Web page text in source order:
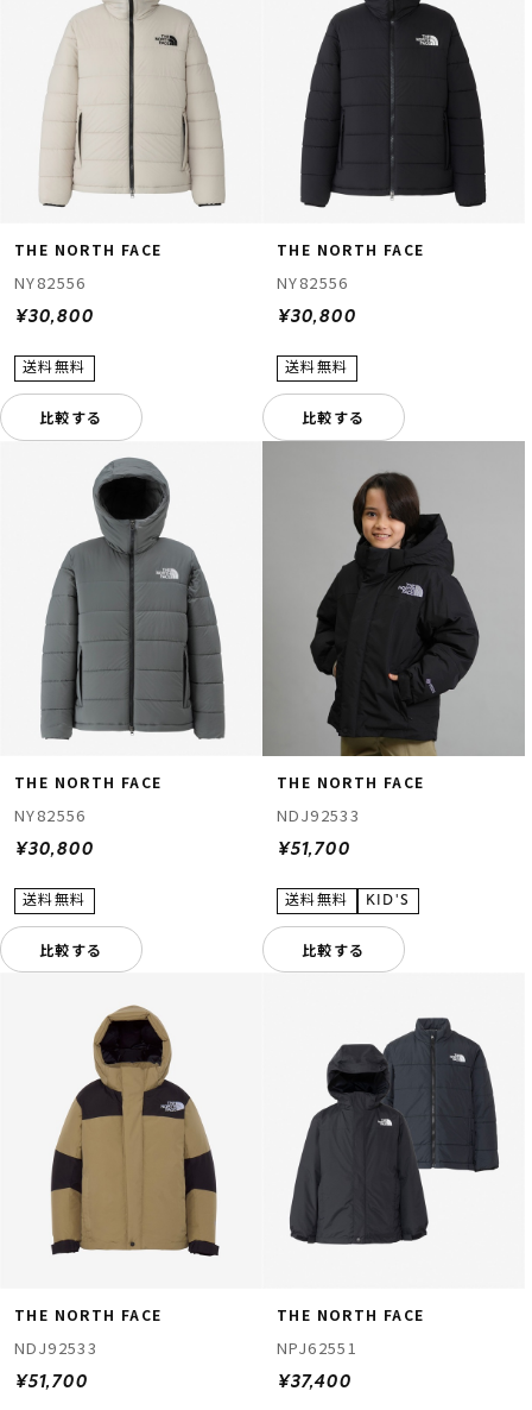
THE NORTH FACE
NY82556
¥30,800
比較する
THE NORTH FACE
NY82556
¥30,800
比較する
THE NORTH FACE
NY82556
¥30,800
比較する
THE NORTH FACE
NDJ92533
¥51,700
比較する
THE NORTH FACE
NDJ92533
¥51,700
THE NORTH FACE
NPJ62551
¥37,400